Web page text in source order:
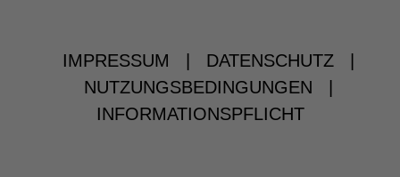
IMPRESSUM DATENSCHUTZ
NUTZUNGSBEDINGUNGEN
INFORMATIONSPFLICHT